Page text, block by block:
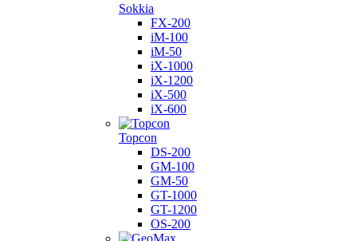
Sokkia
FX-200
iM-100
iM-50
iX-1000
iX-1200
iX-500
iX-600
Topcon
DS-200
GM-100
GM-50
GT-1000
GT-1200
OS-200